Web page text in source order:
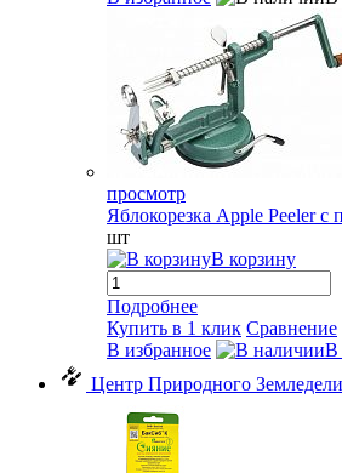
просмотр
Яблокорезка Apple Peeler с
шт
В корзину
Подробнее
Купить в 1 клик Сравнение
В избранное
В
Центр Природного